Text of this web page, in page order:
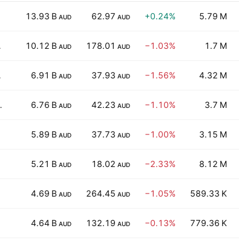
13.93 B AUD 62.97 AUD +0.24% 5.79 M
10.12 B AUD 178.01 AUD −1.03% 1.7 M
6.91 B AUD 37.93 AUD −1.56% 4.32 M
6.76 B AUD 42.23 AUD −1.10% 3.7 M
5.89 B AUD 37.73 AUD −1.00% 3.15 M
5.21 B AUD 18.02 AUD −2.33% 8.12 M
4.69 B AUD 264.45 AUD −1.05% 589.33 K
4.64 B AUD 132.19 AUD −0.13% 779.36 K